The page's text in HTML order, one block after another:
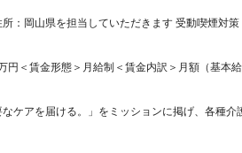
：岡山県を担当していただきます 受動喫煙対
円＜賃金形態＞月給制＜賃金内訳＞月額（基本
なケアを届ける。」をミッションに掲げ、各種